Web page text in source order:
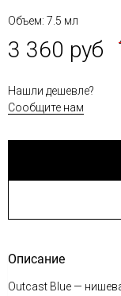
Объем: 7.5 мл
3 360 руб
Нашли дешевле?
Сообщите нам
Описание
Outcast Blue —